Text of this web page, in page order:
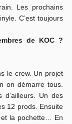
Les prochains
C’est toujours
de KOC ?
le crew. Un projet
on démarre tous.
d’ailleurs. Un des
12 prods. Ensuite
la pochette… En